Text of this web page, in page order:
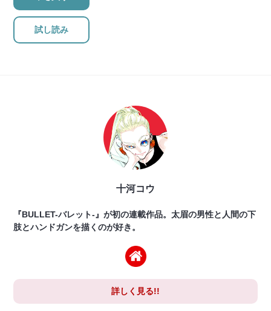
試し読み
十河コウ
『BULLET-バレット-』が初の連載作品。太眉の男性と人間の下
肢とハンドガンを描くのが好き。
詳しく見る!!